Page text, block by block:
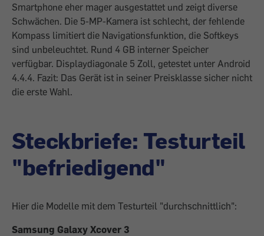
Smartphone eher mager ausgestattet und zeigt diverse
Schwächen. Die 5-MP-Kamera ist schlecht, der fehlende
Kompass limitiert die Navigationsfunktion, die Softkeys
sind unbeleuchtet. Rund 4 GB interner Speicher
verfügbar. Displaydiagonale 5 Zoll, getestet unter Android
4.4.4. Fazit: Das Gerät ist in seiner Preisklasse sicher nicht
die erste Wahl.
Steckbriefe: Testurteil
"befriedigend"
Hier die Modelle mit dem Testurteil "durchschnittlich":
Samsung Galaxy Xcover 3